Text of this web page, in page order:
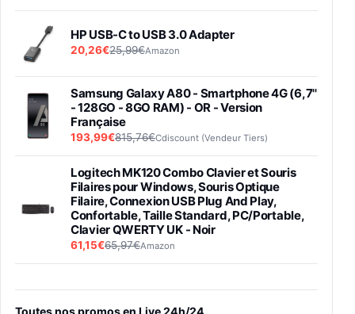
HP USB-C to USB 3.0 Adapter
20,26€25,99€Amazon
Samsung Galaxy A80 - Smartphone 4G (6,7''
- 128GO - 8GO RAM) - OR - Version
Française
193,99€815,76€Cdiscount (Vendeur Tiers)
Logitech MK120 Combo Clavier et Souris
Filaires pour Windows, Souris Optique
Filaire, Connexion USB Plug And Play,
Confortable, Taille Standard, PC/Portable,
Clavier QWERTY UK - Noir
61,15€65,97€Amazon
entraénement direct 3 vitesses (33-45-78
trs/min) avec pre-ampli intégré et port USB
Toutes nos promos en Live 24h/24